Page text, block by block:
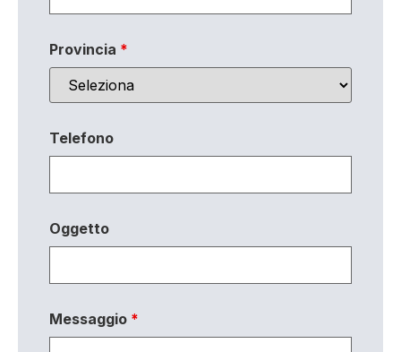
Provincia *
Telefono
Oggetto
Messaggio *